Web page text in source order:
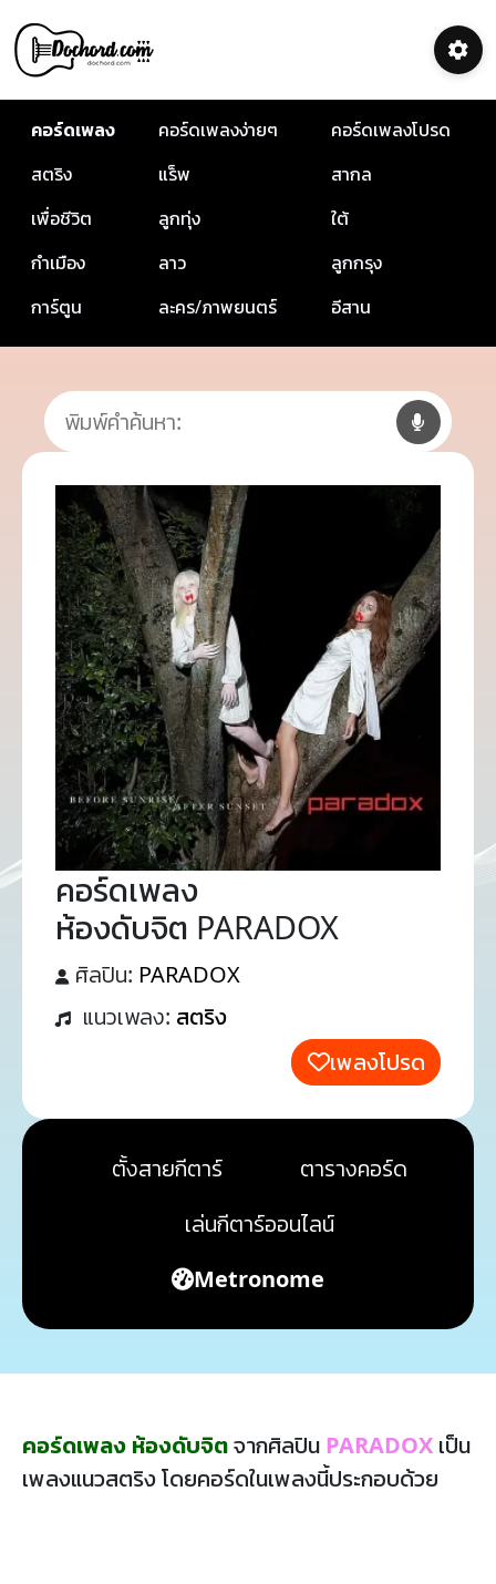
คอร์ดเพลง คอร์ดเพลงง่ายๆ
คอร์ดเพลงโปรด
สตริง
แร็พ
สากล
เพื่อชีวิต
ลูกทุ่ง
ใต้
กำเมือง
ลาว
ลูกกรุง
การ์ตูน
ละคร/ภาพยนตร์ อีสาน
คอร์ดเพลง
ห้องดับจิต PARADOX
ศิลปิน: PARADOX
แนวเพลง: สตริง
เพลงโปรด
ตั้งสายกีตาร์
ตารางคอร์ด
เล่นกีตาร์ออนไลน์
Metronome
คอร์ดเพลง ห้องดับจิตจากศิลปิน PARADOX เป็น
เพลงแนวสตริง โดยคอร์ดในเพลงนี้ประกอบด้วย